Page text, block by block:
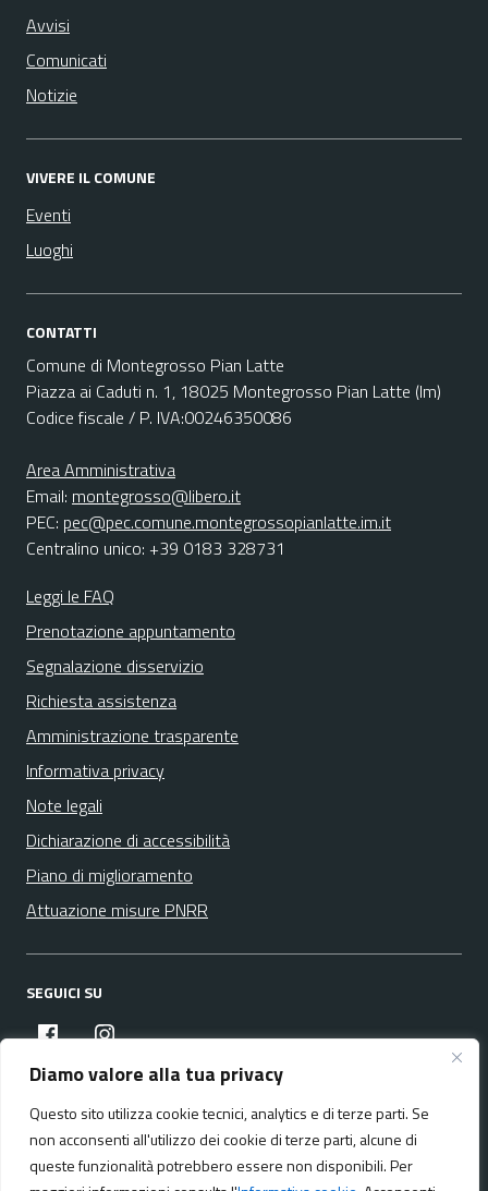
Diamo valore alla tua privacy
Questo sito utilizza cookie tecnici, analytics e di terze parti. Se
non acconsenti all'utilizzo dei cookie di terze parti, alcune di
queste funzionalità potrebbero essere non disponibili. Per
Avvisi
Comunicati
Notizie
VIVERE IL COMUNE
Eventi
Luoghi
CONTATTI
Comune di Montegrosso Pian Latte
Piazza ai Caduti n. 1, 18025 Montegrosso Pian Latte (Im)
Codice fiscale / P. IVA:00246350086
Area Amministrativa
Email: montegrosso@libero.it
PEC: pec@pec.comune.montegrossopianlatte.im.it
Centralino unico: +39 0183 328731
Leggi le FAQ
Prenotazione appuntamento
Segnalazione disservizio
Richiesta assistenza
Amministrazione trasparente
Informativa privacy
Note legali
Dichiarazione di accessibilità
Piano di miglioramento
Attuazione misure PNRR
SEGUICI SU
facebookinstagram
Media policy Mappa del sito